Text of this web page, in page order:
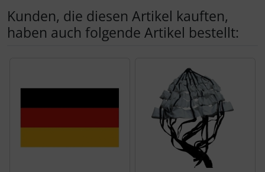
Kunden, die diesen Artikel kauften,
haben auch folgende Artikel bestellt: